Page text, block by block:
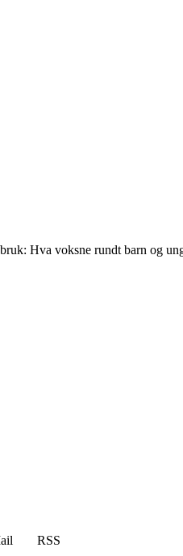
Hva voksne rundt barn og
RSS